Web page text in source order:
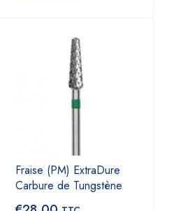
Fraise (PM) ExtraDure
Carbure de Tungstène